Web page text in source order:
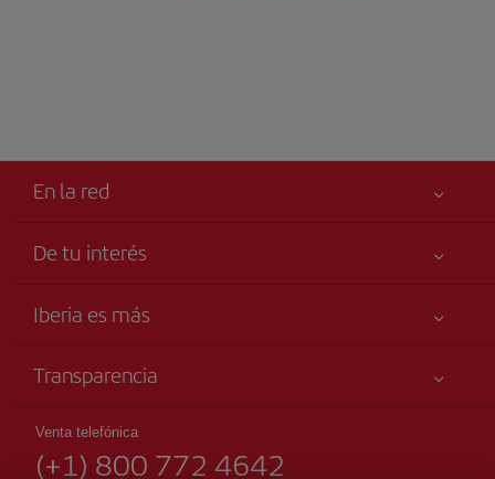
En la red
De tu interés
Accesibilidad
Mapa del sitio
Sostenibilidad
Iberia es más
Grupo Iberia
Accionistas e Inversores
Nuestras Alianzas
Transparencia
Venta telefónica
(+1) 800 772 4642